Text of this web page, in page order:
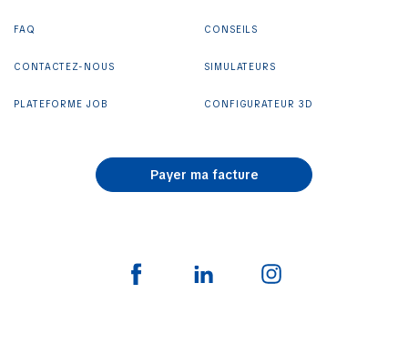
FAQ
CONTACTEZ-NOUS
PLATEFORME JOB
CONSEILS
SIMULATEURS
CONFIGURATEUR 3D
Payer ma facture